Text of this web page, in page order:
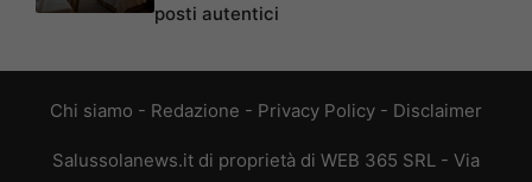
posti autentici
Chi siamo - Redazione - Privacy Policy - Disclaimer
Salussolanews.it di proprietà di WEB 365 SRL - Via